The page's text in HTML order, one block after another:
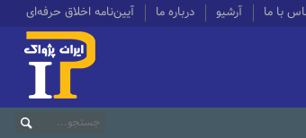
با ما آرشیو درباره ما آیین‌نامه اخلاق حرفه‌ای